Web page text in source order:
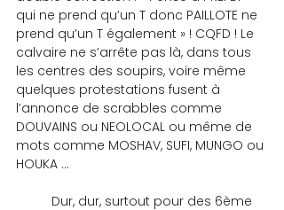
qui ne prend qu’un T donc PAILLOTE ne
prend qu’un T également » ! CQFD ! Le
calvaire ne s’arrête pas là, dans tous
les centres des soupirs, voire même
quelques protestations fusent à
l’annonce de scrabbles comme
DOUVAINS ou NEOLOCAL ou même de
mots comme MOSHAV, SUFI, MUNGO ou
HOUKA …